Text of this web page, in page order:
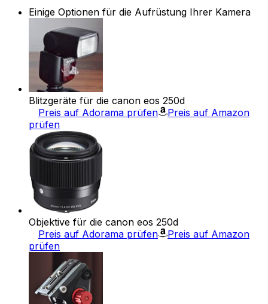
Einige Optionen für die Aufrüstung Ihrer Kamera
Blitzgeräte für die canon eos 250d
Preis auf Adorama prüfen
Preis auf Amazon
prüfen
Objektive für die canon eos 250d
Preis auf Adorama prüfen
Preis auf Amazon
prüfen